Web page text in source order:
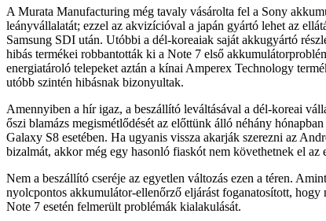
A Murata Manufacturing még tavaly vásárolta fel a Sony
leányvállalatát; ezzel az akvizícióval a japán gyártó lehet az
Samsung SDI után. Utóbbi a dél-koreaiak saját akkugyártó
hibás termékei robbantották ki a Note 7 első
energiatároló telepeket aztán a kínai Amperex Technology
utóbb szintén hibásnak bizonyultak.
Amennyiben a hír igaz, a beszállító leváltásával a dél-koreai
őszi blamázs megismétlődését az előttünk álló néhány
Galaxy S8 esetében. Ha ugyanis vissza akarják szerezni az
bizalmát, akkor még egy hasonló fiaskót nem követhetnek el az
Nem a beszállító cseréje az egyetlen változás ezen a téren.
nyolcpontos akkumulátor-ellenőrző eljárást foganatosított, hogy
Note 7 esetén felmerült problémák kialakulását.